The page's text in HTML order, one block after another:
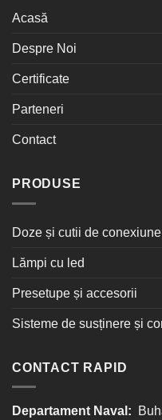
Acasă
Despre Noi
Certificate
Parteneri
Contact
PRODUSE
Doze și cutii de conexiune
Lămpi cu led
Presetupe și accesorii
Sisteme de susținere și
CONTACT RAPID
Departament Naval: